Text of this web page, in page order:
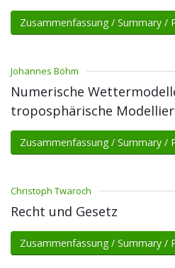
Zusammenfassung / Summary
Johannes Böhm
Numerische
troposphärische
Zusammenfassung / Summary
Christoph Twaroch
Recht und Gesetz
Zusammenfassung / Summary